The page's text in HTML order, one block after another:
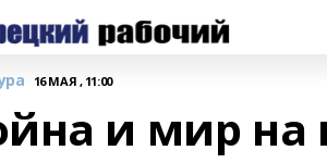
16 МАЯ , 11:00
и мир на